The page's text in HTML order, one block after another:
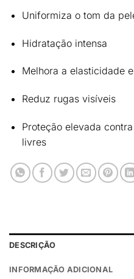
Uniformiza o tom da
Hidratação intensa
Melhora a elasticidade
Reduz rugas visíveis
Proteção elevada
livres
DESCRIÇÃO
INFORMAÇÃO ADICIONAL